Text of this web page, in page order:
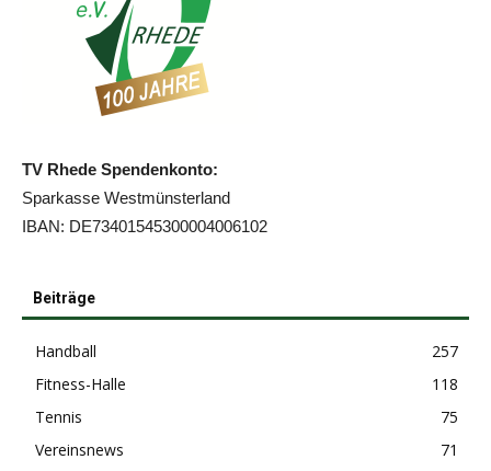
TV Rhede Spendenkonto:
Sparkasse Westmünsterland
IBAN: DE73401545300004006102
Beiträge
Handball
257
Fitness-Halle
118
Tennis
75
Vereinsnews
71